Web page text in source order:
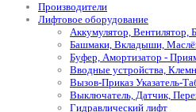
Производители
Лифтовое оборудование
Аккумулятор, Вентилятор,
Башмаки, Вкладыши,
Буфер, Амортизатор -
Вводные устройства,
Вызов-Приказ Указатель-
Выключатель, Датчик,
Гидравлический лифт